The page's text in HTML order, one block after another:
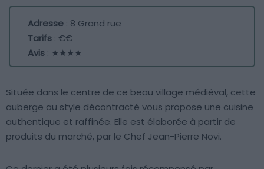
Adresse : 8 Grand rue
Tarifs : €€
Avis : ★★★★
Située dans le centre de ce beau village médiéval, cette
auberge au style décontracté vous propose une cuisine
authentique et raffinée. Elle est élaborée à partir de
produits du marché, par le Chef Jean-Pierre Novi.